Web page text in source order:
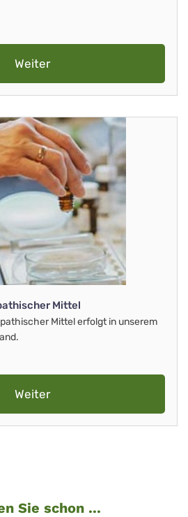
Weiter
Mittel
Mittel erfolgt in unserem
Weiter
Sie schon ...